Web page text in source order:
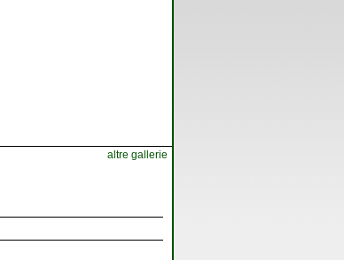
altre gallerie